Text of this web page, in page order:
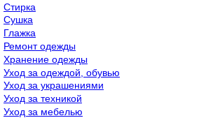
Стирка
Сушка
Глажка
Ремонт одежды
Хранение одежды
Уход за одеждой, обувью
Уход за украшениями
Уход за техникой
Уход за мебелью